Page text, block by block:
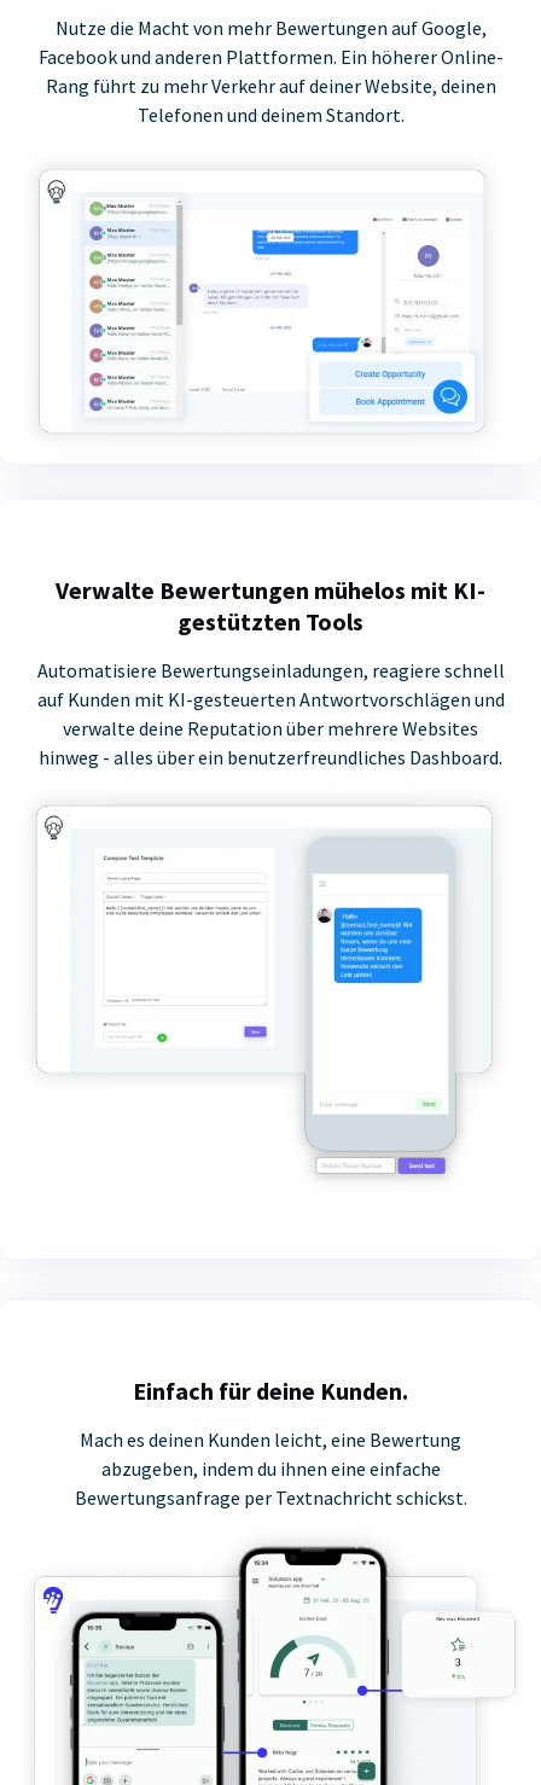
Nutze die Macht von mehr Bewertungen auf Google,
Facebook und anderen Plattformen. Ein höherer Online-
Rang führt zu mehr Verkehr auf deiner Website, deinen
Telefonen und deinem Standort.
Verwalte Bewertungen mühelos mit KI-
gestützten Tools
Automatisiere Bewertungseinladungen, reagiere schnell
auf Kunden mit KI-gesteuerten Antwortvorschlägen und
verwalte deine Reputation über mehrere Websites
hinweg - alles über ein benutzerfreundliches Dashboard.
Einfach für deine Kunden.
Mach es deinen Kunden leicht, eine Bewertung
abzugeben, indem du ihnen eine einfache
Bewertungsanfrage per Textnachricht schickst.